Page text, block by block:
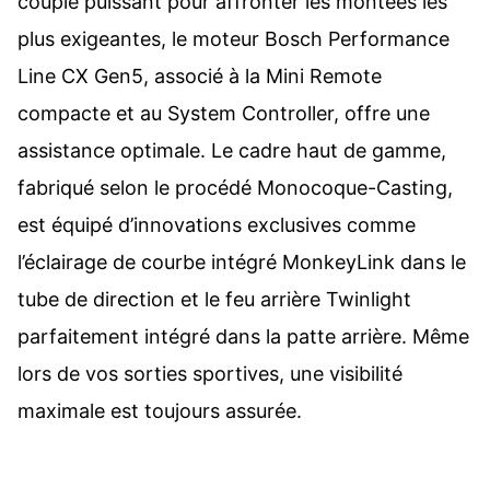
plus exigeantes, le moteur Bosch Performance
Line CX Gen5, associé à la Mini Remote
compacte et au System Controller, offre une
assistance optimale. Le cadre haut de gamme,
fabriqué selon le procédé Monocoque-Casting,
est équipé d’innovations exclusives comme
l’éclairage de courbe intégré MonkeyLink dans le
tube de direction et le feu arrière Twinlight
parfaitement intégré dans la patte arrière. Même
lors de vos sorties sportives, une visibilité
maximale est toujours assurée.